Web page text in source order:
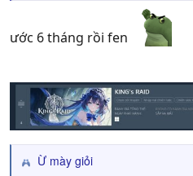
ước 6 tháng rồi fen
R
Ừ mày giỏi